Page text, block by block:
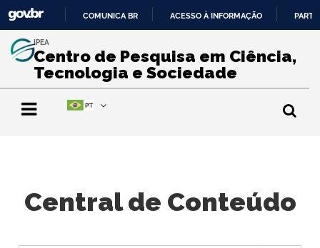
PARA
O
CONTEÚDO
COMUNICA BR ACESSO À INFORMAÇÃO
IPEA
Centro de Pesquisa em Ciência,
Tecnologia e Sociedade
Central de Conteúdo